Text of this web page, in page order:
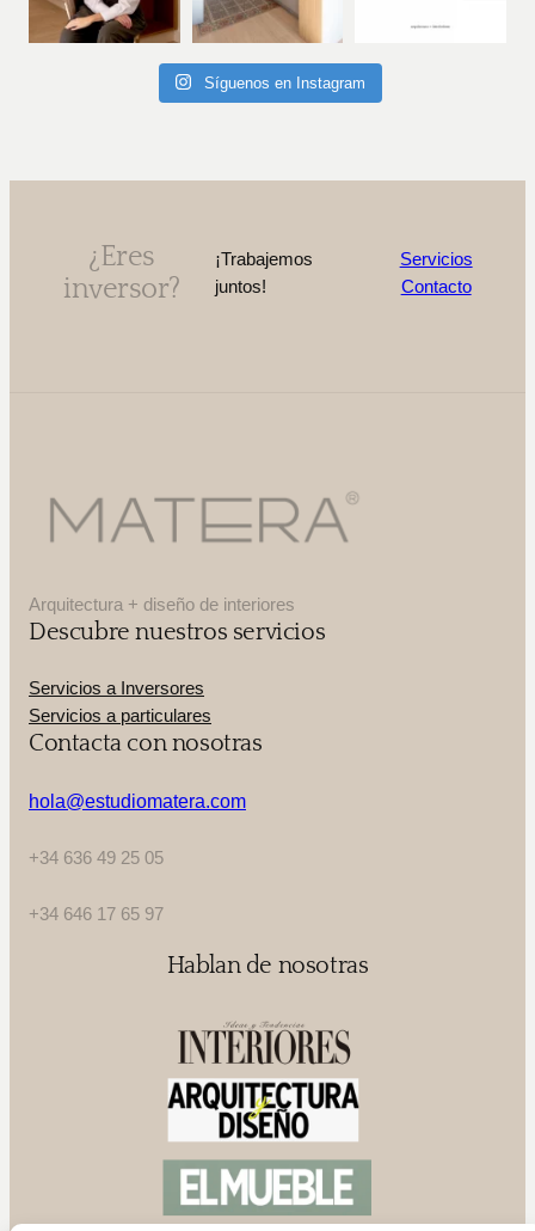
Síguenos en Instagram
¿Eres
inversor?
¡Trabajemos
juntos!
Servicios
Contacto
Arquitectura + diseño de interiores
Descubre nuestros servicios
Servicios a Inversores
Servicios a particulares
Contacta con nosotras
hola@estudiomatera.com
+34 636 49 25 05
+34 646 17 65 97
Hablan de nosotras